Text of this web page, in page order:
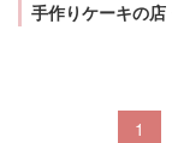
手作りケーキの店
1